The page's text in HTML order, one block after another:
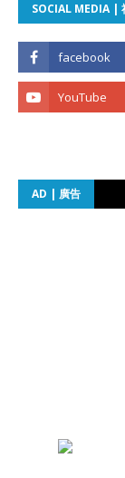
SOCIAL MEDIA |
AD | 廣告